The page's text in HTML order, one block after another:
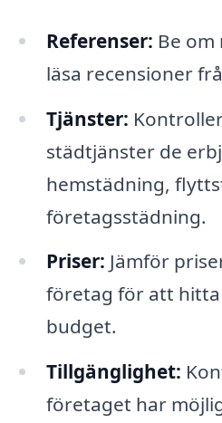
Referenser: Be
läsa recensioner
Tjänster:
städtjänster de
hemstädning,
företagsstädning.
Priser: Jämför
företag för att
budget.
Tillgänglighet:
företaget har